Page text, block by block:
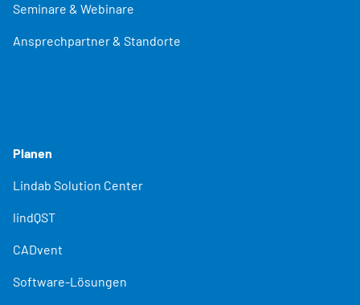
Seminare & Webinare
Ansprechpartner & Standorte
Planen
Lindab Solution Center
lindQST
CADvent
Software-Lösungen